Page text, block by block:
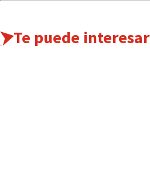
Te puede interesar